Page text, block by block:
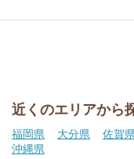
近くのエリアから
福岡県 大分県 佐賀
沖縄県